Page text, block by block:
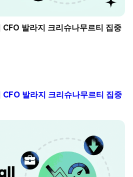
발라지 크리슈나무르티 집중
발라지 크리슈나무르티 집중